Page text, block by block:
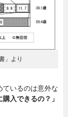
」より
いるのは意外な
入できるの？」